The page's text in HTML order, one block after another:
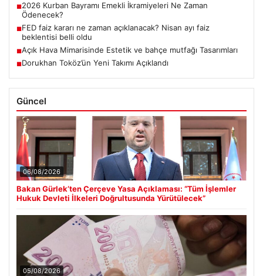
■2026 Kurban Bayramı Emekli İkramiyeleri Ne Zaman
Ödenecek?
■FED faiz kararı ne zaman açıklanacak? Nisan ayı faiz
beklentisi belli oldu
■Açık Hava Mimarisinde Estetik ve bahçe mutfağı Tasarımları
■Dorukhan Toköz’ün Yeni Takımı Açıklandı
Güncel
06/08/2026
Bakan Gürlek’ten Çerçeve Yasa Açıklaması: “Tüm İşlemler
Hukuk Devleti İlkeleri Doğrultusunda Yürütülecek”
05/08/2026